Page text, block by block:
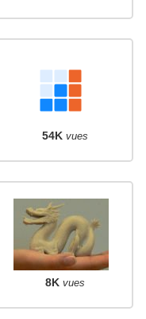
54K vues
8K vues